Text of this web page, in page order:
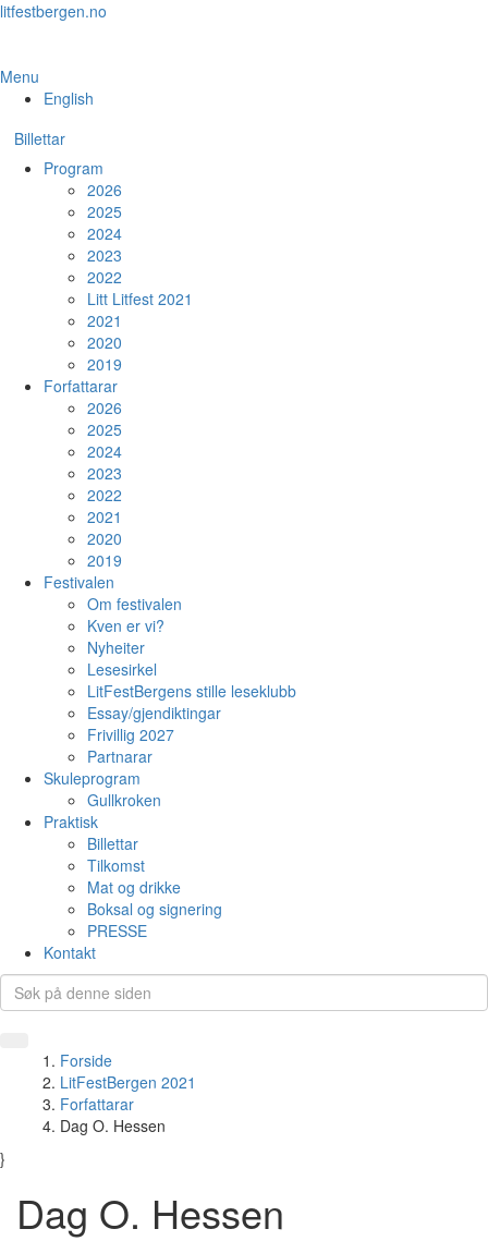
Skip
content
litfestbergen.no
Menu
English
Billettar
Program
2026
2025
2024
2023
2022
Litt Litfest 2021
2021
2020
2019
Forfattarar
2026
2025
2024
2023
2022
2021
2020
2019
Festivalen
Om festivalen
Kven er vi?
Nyheiter
Lesesirkel
LitFestBergens stille leseklubb
Essay/gjendiktingar
Frivillig 2027
Partnarar
Skuleprogram
Gullkroken
Praktisk
Billettar
Tilkomst
Mat og drikke
Boksal og signering
PRESSE
Kontakt
Forside
LitFestBergen 2021
Forfattarar
Dag O. Hessen
}
Dag O. Hessen